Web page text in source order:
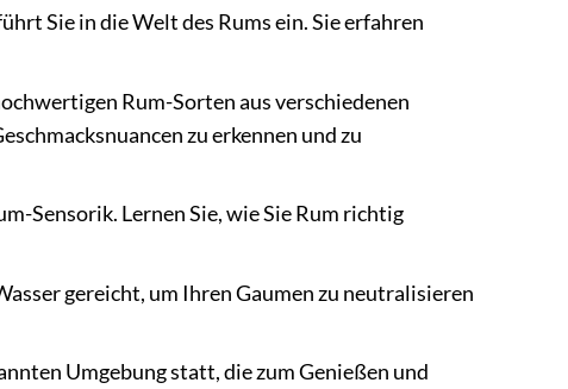
Sie in die Welt des Rums ein. Sie erfahren
Rum-Sorten aus verschiedenen
zu erkennen und zu
Sensorik. Lernen Sie, wie Sie Rum richtig
gereicht, um Ihren Gaumen zu neutralisieren
Umgebung statt, die zum Genießen und